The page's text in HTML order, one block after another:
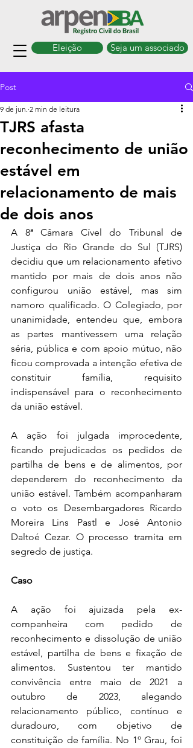
Eleição Seja um associado
Post
TJRS afasta
reconhecimento de união
estável em
relacionamento de mais
de dois anos
9 de jun. 2 min de leitura
A 8ª Câmara Cível do Tribunal de
Justiça do Rio Grande do Sul (TJRS)
decidiu que um relacionamento afetivo
mantido por mais de dois anos não
configurou união estável, mas sim
namoro qualificado. O Colegiado, por
unanimidade, entendeu que, embora
as partes mantivessem uma relação
séria, pública e com apoio mútuo, não
ficou comprovada a intenção efetiva de
constituir família, requisito
indispensável para o reconhecimento
da união estável.
A ação foi julgada improcedente,
ficando prejudicados os pedidos de
partilha de bens e de alimentos, por
dependerem do reconhecimento da
união estável. Também acompanharam
o voto os Desembargadores Ricardo
Moreira Lins Pastl e José Antonio
Daltoé Cezar. O processo tramita em
segredo de justiça.
Caso
A ação foi ajuizada pela ex-
companheira com pedido de
reconhecimento e dissolução de união
estável, partilha de bens e fixação de
alimentos. Sustentou ter mantido
convivência entre maio de 2021 a
outubro de 2023, alegando
relacionamento público, contínuo e
duradouro, com objetivo de
constituição de família. No 1º Grau, foi